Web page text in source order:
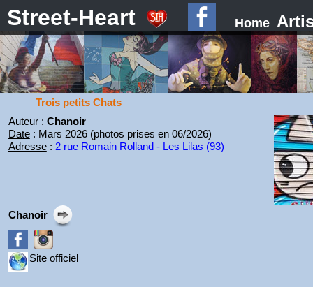
Street-Heart Home
Trois petits Chats
Auteur: Chanoir
Date: Mars 2026 (photos prises en 06/2026)
Adresse: 2 rue Romain Rolland - Les Lilas (93)
Chanoir
Site officiel